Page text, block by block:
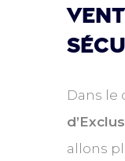
Dans le
allons